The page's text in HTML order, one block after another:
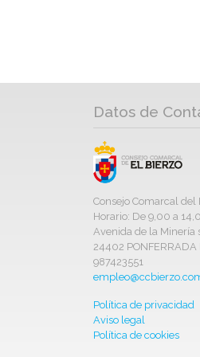
Datos de
Consejo Comarcal del
Horario: De 9,00 a
Avenida de la Minería
24402 PONFERRADA
987423551
Política de privacidad
Aviso legal
Política de cookies